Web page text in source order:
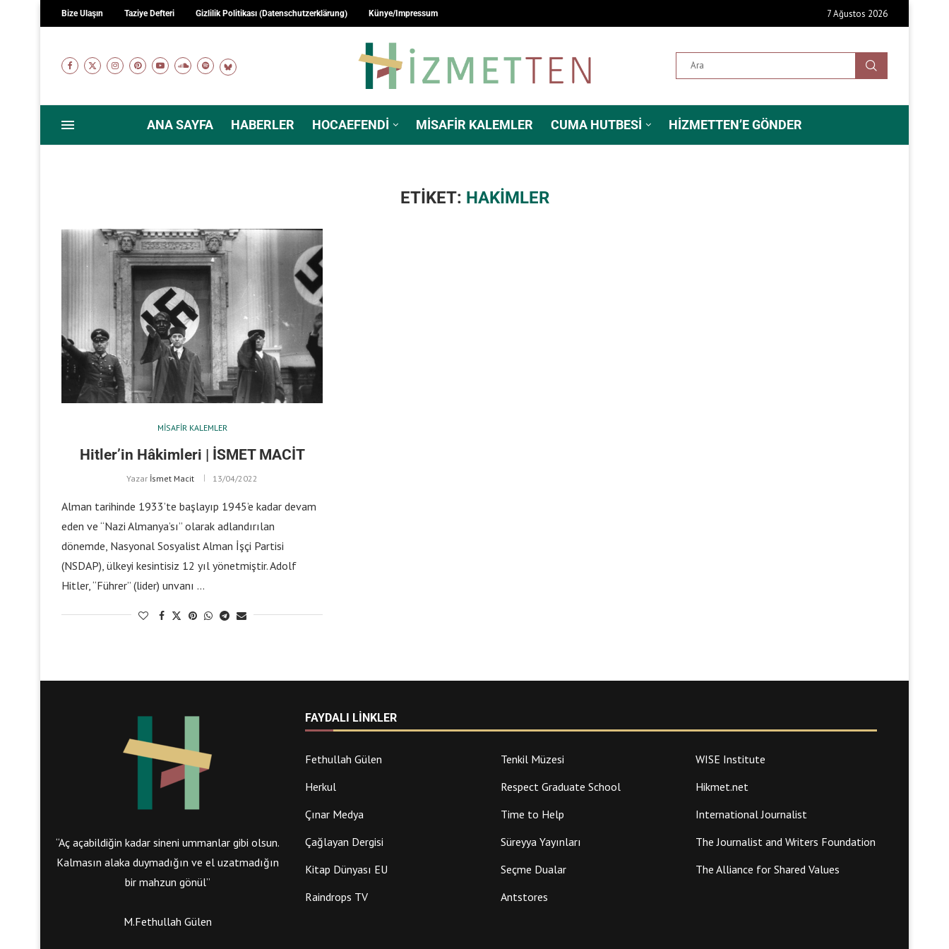
Bize Ulaşın Taziye Defteri Gizlilik Politikası (Datenschutzerklärung) Künye/Impressum 7 Ağustos 2026
ANA SAYFA HABERLER HOCAEFENDI MISAFIR KALEMLER CUMA HUTBESI HIZMETTEN’E GÖNDER
ETIKET: HAKIMLER
MISAFIR KALEMLER
Hitler’in Hâkimleri | İSMET MACİT
Yazar İsmet Macit 13/04/2022
Alman tarihinde 1933’te başlayıp 1945’e kadar devam
eden ve “Nazi Almanya’sı” olarak adlandırılan
dönemde, Nasyonal Sosyalist Alman İşçi Partisi
(NSDAP), ülkeyi kesintisiz 12 yıl yönetmiştir. Adolf
Hitler, “Führer” (lider) unvanı …
“Aç açabildiğin kadar sineni ummanlar gibi olsun.
Kalmasın alaka duymadığın ve el uzatmadığın
bir mahzun gönül”
M.Fethullah Gülen
FAYDALI LINKLER
Fethullah Gülen Tenkil Müzesi
WISE Institute
Herkul
Respect Graduate School
Hikmet.net
Çınar Medya
Time to Help
International Journalist
Çağlayan Dergisi
Süreyya Yayınları
The Journalist and Writers Foundation
Kitap Dünyası EU
Seçme Dualar
The Alliance for Shared Values
Raindrops TV
Antstores